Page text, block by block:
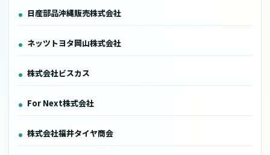
日産部品沖縄販売株式会社
ネッツトヨタ岡山株式会社
株式会社ビスカス
For Next株式会社
株式会社福井タイヤ商会